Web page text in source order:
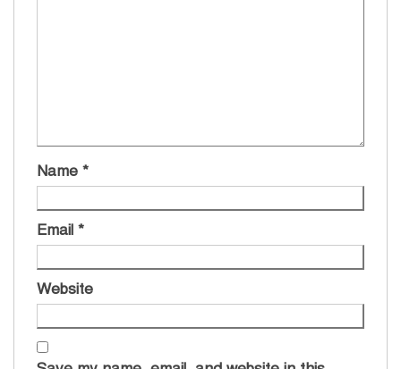
Name *
Email *
Website